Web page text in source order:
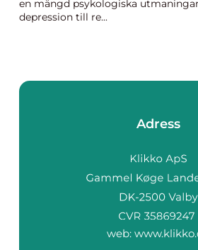
en mängd psykologiska
depression till re...
Adress
web: